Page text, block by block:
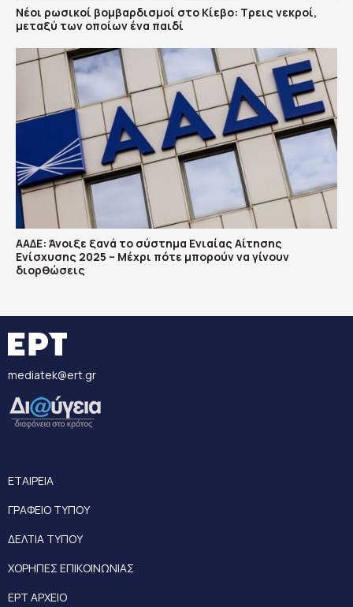
Νέοι ρωσικοί βομβαρδισμοί στο Κίεβο: Τρεις νεκροί,
μεταξύ των οποίων ένα παιδί
ΑΑΔΕ: Άνοιξε ξανά το σύστημα Ενιαίας Αίτησης
Ενίσχυσης 2025 – Μέχρι πότε μπορούν να γίνουν
διορθώσεις
mediatek@ert.gr
ΕΤΑΙΡΕΙΑ
ΓΡΑΦΕΙΟ ΤΥΠΟΥ
ΔΕΛΤΙΑ ΤΥΠΟΥ
ΧΟΡΗΓΙΕΣ ΕΠΙΚΟΙΝΩΝΙΑΣ
ΕΡΤ ΑΡΧΕΙΟ